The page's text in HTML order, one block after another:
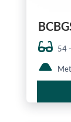
54